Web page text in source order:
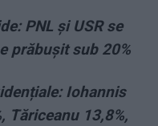
PNL și USR se
prăbușit sub 20%
Iohannis
Tăriceanu 13,8%,